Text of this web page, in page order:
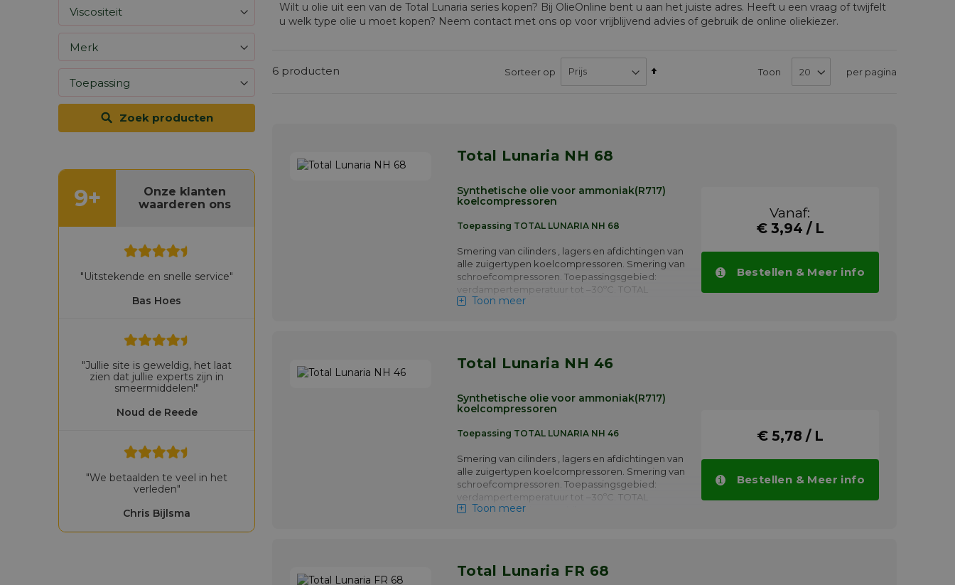
Wilt u olie uit een van de Total Lunaria series kopen? Bij OlieOnline bent u aan het juiste adres. Heeft u een vraag of twijfelt
u welk type olie u moet kopen? Neem contact met ons op voor vrijblijvend advies of gebruik de online oliekiezer.
6 producten Sorteer op Toon per pagina
Total Lunaria NH 68
Synthetische olie voor ammoniak(R717)
koelcompressoren
Toepassing TOTAL LUNARIA NH 68
Smering van cilinders , lagers en afdichtingen van
alle zuigertypen koelcompressoren. Smering van
schroefcompressoren. Toepassingsgebied:
verdampertemperatuur tot –30ºC. TOTAL
LUNARIA SH is niet geschikt voor compressoren
Toon meer
Vanaf:
€ 3,94 / L
Bestellen & Meer info
Total Lunaria NH 46
Synthetische olie voor ammoniak(R717)
koelcompressoren
Toepassing TOTAL LUNARIA NH 46
Smering van cilinders , lagers en afdichtingen van
alle zuigertypen koelcompressoren. Smering van
schroefcompressoren. Toepassingsgebied:
verdampertemperatuur tot –30ºC. TOTAL
LUNARIA SH is niet geschikt voor compressoren
Toon meer
€ 5,78 / L
Bestellen & Meer info
Total Lunaria FR 68
Zoek producten
9+
Onze klanten
waarderen ons
Bas Hoes
"Uitstekende en snelle service"
Noud de Reede
"Jullie site is geweldig, het laat
zien dat jullie experts zijn in
smeermiddelen!"
Chris Bijlsma
"We betaalden te veel in het
verleden"